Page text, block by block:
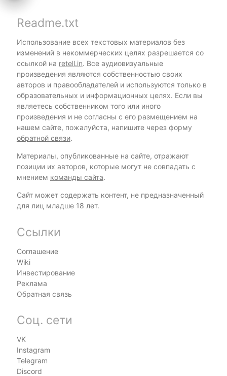
Readme.txt
Использование всех текстовых материалов без
изменений в некоммерческих целях разрешается со
ссылкой на retell.in. Все аудиовизуальные
произведения являются собственностью своих
авторов и правообладателей и используются только в
образовательных и информационных целях. Если вы
являетесь собственником того или иного
произведения и не согласны с его размещением на
нашем сайте, пожалуйста, напишите через форму
обратной связи.
Материалы, опубликованные на сайте, отражают
позиции их авторов, которые могут не совпадать с
мнением команды сайта.
Сайт может содержать контент, не предназначенный
для лиц младше 18 лет.
Ссылки
Соглашение
Wiki
Инвестирование
Реклама
Обратная связь
Соц. сети
VK
Instagram
Telegram
Discord